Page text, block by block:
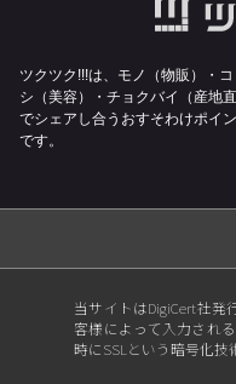
ツクツク!!!は、モノ（物販）・
シ（美容）・チョクバイ（産地
でシェアし合うおすそわけポイ
です。
当サイトはDigiCert社発
客様によって入力され
時にSSLという暗号化技